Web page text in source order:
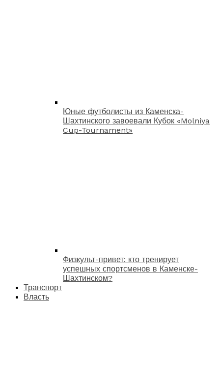
Юные футболисты из Каменска-
Шахтинского завоевали Кубок «Molniya
Cup-Tournament»
Физкульт-привет: кто тренирует
успешных спортсменов в Каменске-
Шахтинском?
Транспорт
Власть